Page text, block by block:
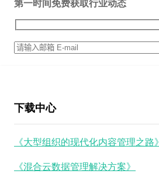
下载中心
《大型组织的现代化内容管理之路》
《混合云数据管理解决方案》